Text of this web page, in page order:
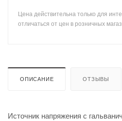
Цена действительна только для
отличаться от цен в розничных
ОПИСАНИЕ ОТЗЫВЫ
Источник напряжения с